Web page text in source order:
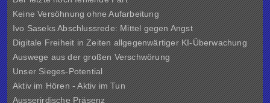
Keine Versöhnung ohne Aufarbeitung
Ivo Saseks Abschlussrede: Mittel gegen Angst
Digitale Freiheit in Zeiten allgegenwärtiger KI-Überwachung
Auswege aus der großen Verschwörung
Unser Sieges-Potential
Aktiv im Hören - Aktiv im Tun
Ausserirdische Präsenz